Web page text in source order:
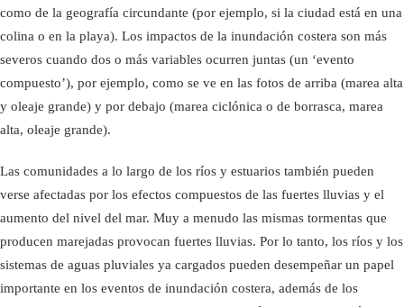
como de la geografía circundante (por ejemplo, si la ciudad está en una
colina o en la playa). Los impactos de la inundación costera son más
severos cuando dos o más variables ocurren juntas (un ‘evento
compuesto’), por ejemplo, como se ve en las fotos de arriba (marea alta
y oleaje grande) y por debajo (marea ciclónica o de borrasca, marea
alta, oleaje grande).
Las comunidades a lo largo de los ríos y estuarios también pueden
verse afectadas por los efectos compuestos de las fuertes lluvias y el
aumento del nivel del mar. Muy a menudo las mismas tormentas que
producen marejadas provocan fuertes lluvias. Por lo tanto, los ríos y los
sistemas de aguas pluviales ya cargados pueden desempeñar un papel
importante en los eventos de inundación costera, además de los